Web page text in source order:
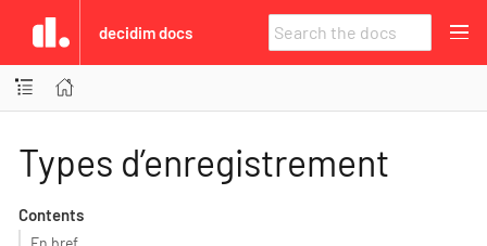
decidim docs
Types d’enregistrement
Contents